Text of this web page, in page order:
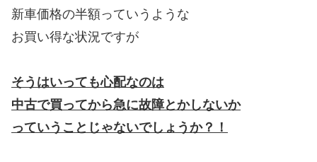
新車価格の半額っていうような
お買い得な状況ですが
そうはいっても心配なのは
中古で買ってから急に故障とかしないか
っていう ことじゃないでしょうか？！